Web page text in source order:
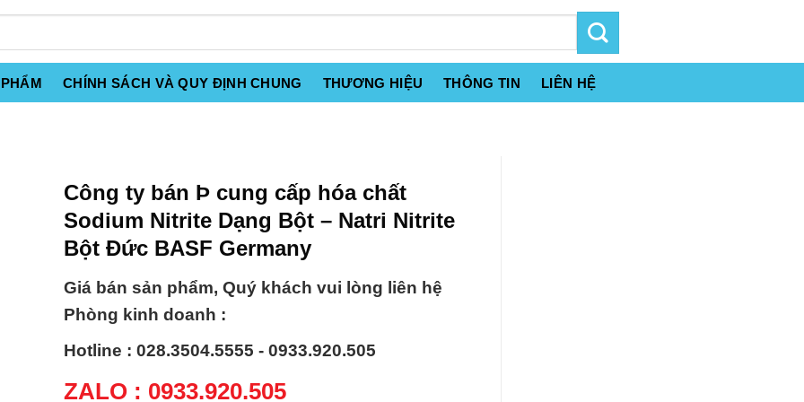
CHÍNH SÁCH VÀ QUY ĐỊNH CHUNG THƯƠNG HIỆU THÔNG TIN LIÊN HỆ
Công ty bán Þ cung cấp hóa chất
Sodium Nitrite Dạng Bột – Natri Nitrite
Bột Đức BASF Germany
Giá bán sản phẩm, Quý khách vui lòng liên hệ
Phòng kinh doanh :
Hotline : 028.3504.5555 - 0933.920.505
ZALO : 0933.920.505